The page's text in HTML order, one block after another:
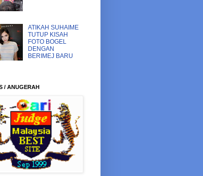
ATIKAH SUHAIME
TUTUP KISAH
FOTO BOGEL
DENGAN
BERIMEJ BARU
/ ANUGERAH